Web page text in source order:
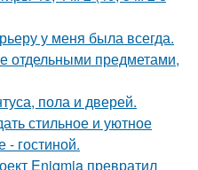
у меня была всегда.
отдельными предметами,
пола и дверей.
стильное и уютное
- гостиной.
Enigmia превратил